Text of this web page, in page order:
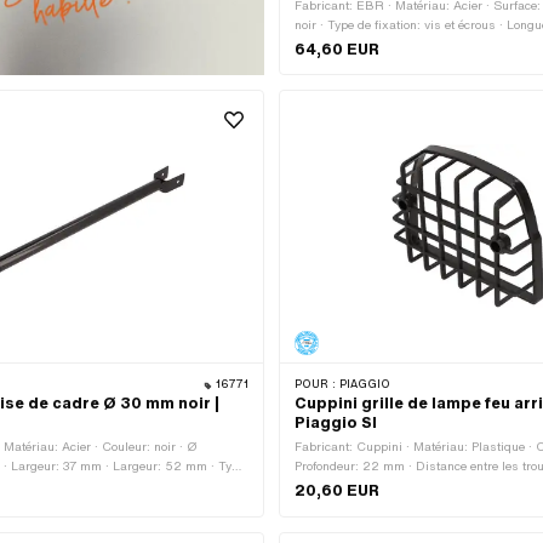
Fabricant: EBR · Matériau: Acier · Surface:
noir · Type de fixation: vis et écrous ·
570 mm · Nombre de points de fixation: 2
64,60 EUR
16771
de cadre Ø 30 mm noir |
Acier · Couleur: noir · Ø
Largeur: 37 mm · Largeur: 52 mm · Type
· Surface: verni · Type de fixation:
POUR : PIAGGIO
Cuppini grille de lampe feu
Piaggio SI
Fabricant: Cuppini · Matériau: Plastique ·
Profondeur: 22 mm · Distance entre les
Largeur: 112 mm · Hauteur: 82 mm
20,60 EUR